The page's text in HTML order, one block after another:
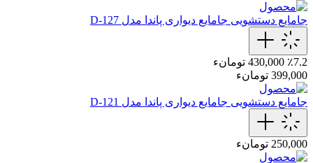
جامایع دستشویی جامایع دیواری پاندا مدل D-127
٪7.2 430,000 تومانء
399,000 تومانء
جامایع دستشویی جامایع دیواری پاندا مدل D-121
250,000 تومانء